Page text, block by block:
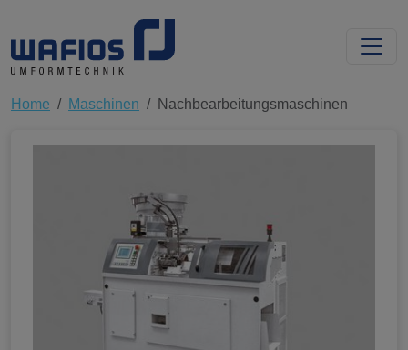
Home Maschinen Nachbearbeitungsmaschinen